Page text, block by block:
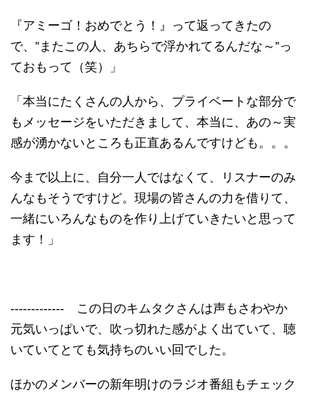
『アミーゴ！おめでとう！』って返ってきたの
で、”またこの人、あちらで浮かれてるんだな～”っ
ておもって（笑）」
「本当にたくさんの人から、プライベートな部分で
もメッセージをいただきまして、本当に、あの～実
感が湧かないところも正直あるんですけども。。。
今まで以上に、自分一人ではなくて、リスナーのみ
んなもそうですけど。現場の皆さんの力を借りて、
一緒にいろんなものを作り上げていきたいと思って
ます！」
------------- この日のキムタクさんは声もさわやか
元気いっぱいで、吹っ切れた感がよく出ていて、聴
いていてとても気持ちのいい回でした。
ほかのメンバーの新年明けのラジオ番組もチェック